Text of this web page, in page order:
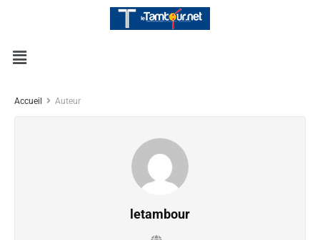
Accueil Auteur
letambour